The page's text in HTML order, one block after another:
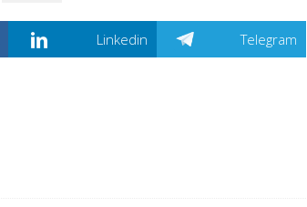
Linkedin Telegram